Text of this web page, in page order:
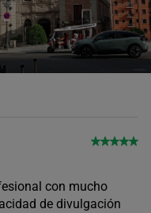
con mucho
de divulgación